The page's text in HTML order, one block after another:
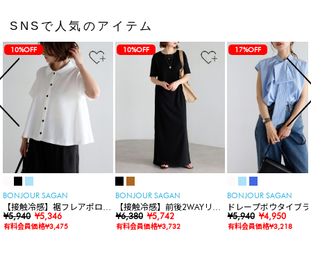
SNSで人気のアイテム
10%OFF
BONJOUR SAGAN
【接触冷感】裾フレアポロシ
ャツ
¥5,940 ¥5,346
有料会員価格¥3,475
10%OFF
BONJOUR SAGAN
【接触冷感】前後2WAYリブ
カットワンピース
¥6,380 ¥5,742
有料会員価格¥3,732
17%OFF
BONJOUR SAGAN
ドレープボウタイブ
ス
¥5,940 ¥4,950
有料会員価格¥3,218